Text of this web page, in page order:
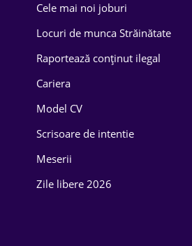
Drept
Educație / Training
Energetică
Farma
Cele mai noi joburi
Locuri de munca Străinătate
Raportează conținut ilegal
Cariera
Model CV
Scrisoare de intentie
Meserii
Zile libere 2026